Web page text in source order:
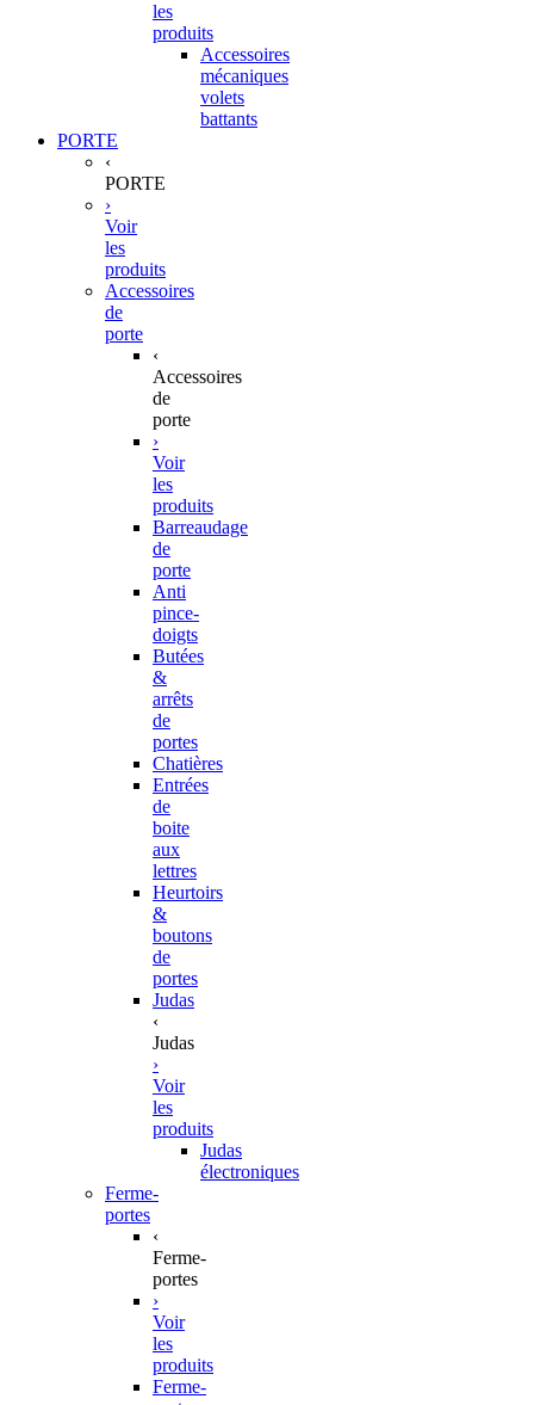
les
produits
Accessoires
mécaniques
volets
battants
PORTE
‹
PORTE
›
Voir
les
produits
Accessoires
de
porte
‹
Accessoires
de
porte
›
Voir
les
produits
Barreaudage
de
porte
Anti
pince-
doigts
Butées
&
arrêts
de
portes
Chatières
Entrées
de
boite
aux
lettres
Heurtoirs
&
boutons
de
portes
Judas
‹
Judas
›
Voir
les
produits
Judas
électroniques
Ferme-
portes
‹
Ferme-
portes
›
Voir
les
produits
Ferme-